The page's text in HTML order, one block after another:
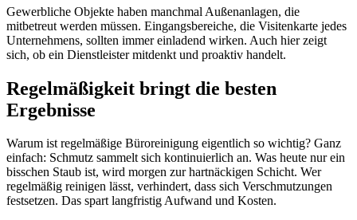
Gewerbliche Objekte haben manchmal Außenanlagen, die
mitbetreut werden müssen. Eingangsbereiche, die Visitenkarte jedes
Unternehmens, sollten immer einladend wirken. Auch hier zeigt
sich, ob ein Dienstleister mitdenkt und proaktiv handelt.
Regelmäßigkeit bringt die besten
Ergebnisse
Warum ist regelmäßige Büroreinigung eigentlich so wichtig? Ganz
einfach: Schmutz sammelt sich kontinuierlich an. Was heute nur ein
bisschen Staub ist, wird morgen zur hartnäckigen Schicht. Wer
regelmäßig reinigen lässt, verhindert, dass sich Verschmutzungen
festsetzen. Das spart langfristig Aufwand und Kosten.